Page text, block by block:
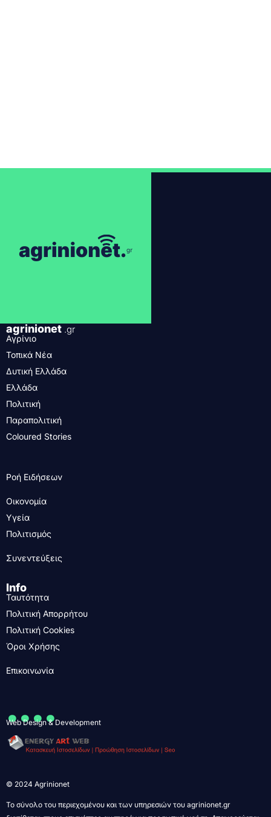
agrinionet .gr
Αγρίνιο
Τοπικά Νέα
Δυτική Ελλάδα
Ελλάδα
Πολιτική
Παραπολιτική
Coloured Stories
Ροή Ειδήσεων
Οικονομία
Υγεία
Πολιτισμός
Συνεντεύξεις
Info
Ταυτότητα
Πολιτική Απορρήτου
Πολιτική Cookies
Όροι Χρήσης
Επικοινωνία
....
Web Design & Development
© 2024 Agrinionet
Το σύνολο του περιεχομένου και των υπηρεσιών του agrinionet.gr